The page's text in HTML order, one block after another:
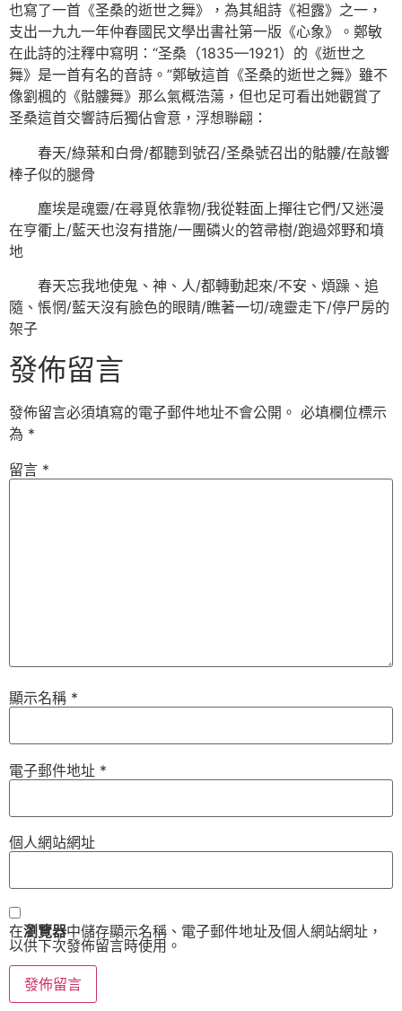
也寫了一首《圣桑的逝世之舞》，為其組詩《袒露》之一，
支出一九九一年仲春國民文學出書社第一版《心象》。鄭敏
在此詩的注釋中寫明：“圣桑（1835—1921）的《逝世之
舞》是一首有名的音詩。”鄭敏這首《圣桑的逝世之舞》雖不
像劉楓的《骷髏舞》那么氣概浩蕩，但也足可看出她觀賞了
圣桑這首交響詩后獨佔會意，浮想聯翩：
春天/綠葉和白骨/都聽到號召/圣桑號召出的骷髏/在敲響
棒子似的腿骨
塵埃是魂靈/在尋覓依靠物/我從鞋面上撣往它們/又迷漫
在亨衢上/藍天也沒有措施/一團磷火的笤帚樹/跑過郊野和墳
地
春天忘我地使鬼、神、人/都轉動起來/不安、煩躁、追
隨、悵惘/藍天沒有臉色的眼睛/瞧著一切/魂靈走下/停尸房的
架子
發佈留言
發佈留言必須填寫的電子郵件地址不會公開。 必填欄位標示
為 *
留言 *
顯示名稱 *
電子郵件地址 *
個人網站網址
在瀏覽器中儲存顯示名稱、電子郵件地址及個人網站網址，
以供下次發佈留言時使用。